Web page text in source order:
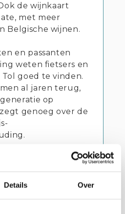
Details Over
de wijnkaart
met meer
Belgische wijnen.
en passanten
weten fietsers en
goed te vinden.
al jaren terug,
op
genoeg over de